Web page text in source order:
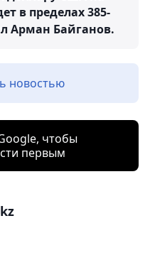
в пределах 385-
Арман Байганов.
новостью
чтобы
первым